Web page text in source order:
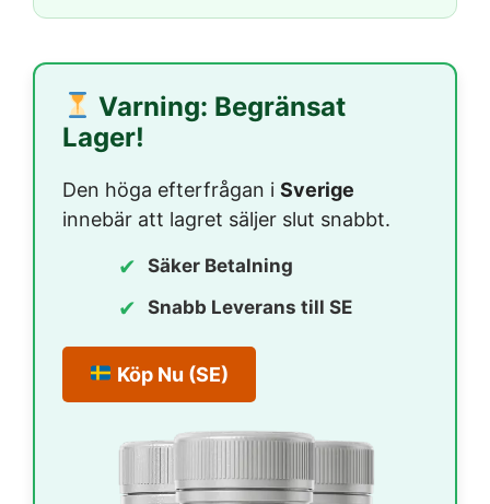
Varning: Begränsat
Lager!
Den höga efterfrågan i Sverige
innebär att lagret säljer slut snabbt.
✔ Säker Betalning
✔ Snabb Leverans till SE
Köp Nu (SE)